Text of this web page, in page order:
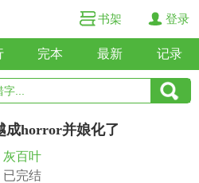
书架 登录
完本 最新 记录
成horror并娘化了
灰百叶
已完结